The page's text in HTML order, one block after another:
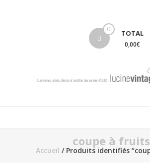
lucinevintage 0 TOTAL
0,00€
coupe à fruits
Accueil / Produits identifiés